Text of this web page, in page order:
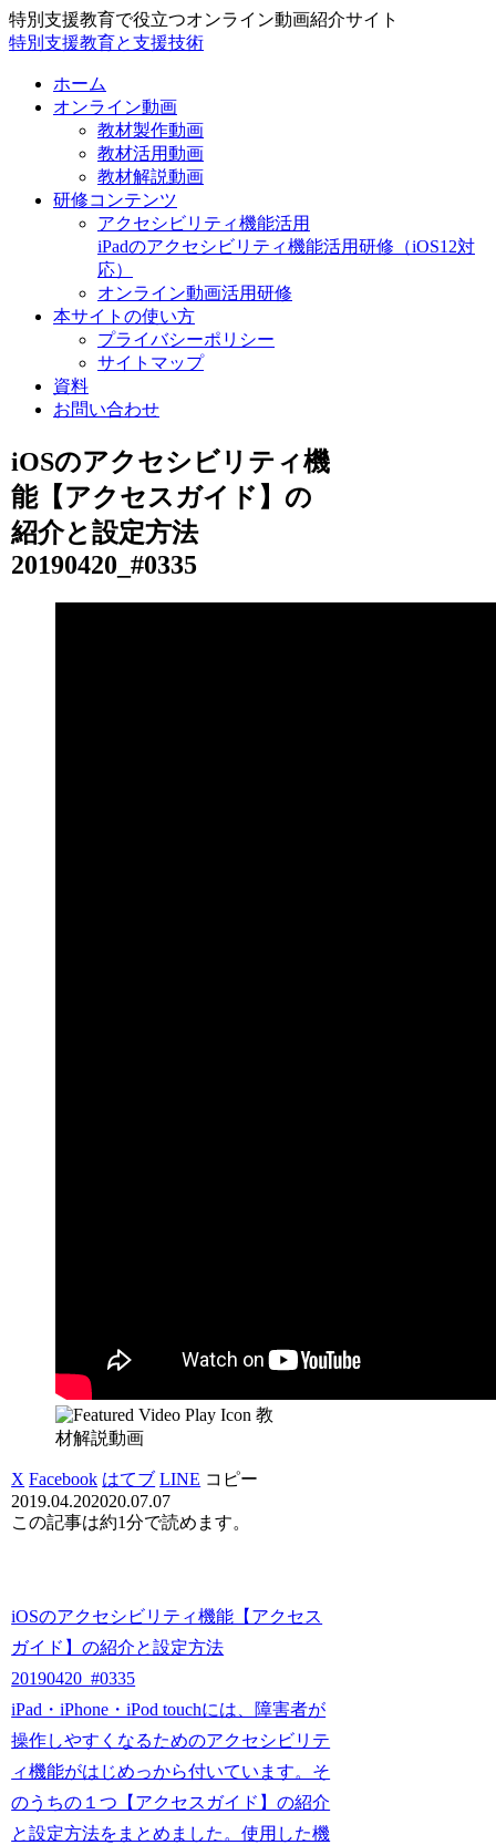
特別支援教育で役立つオンライン動画紹介サイト
特別支援教育と支援技術
ホーム
オンライン動画
教材製作動画
教材活用動画
教材解説動画
研修コンテンツ
アクセシビリティ機能活用
iPadのアクセシビリティ機能活用研修（iOS12対
応）
オンライン動画活用研修
本サイトの使い方
プライバシーポリシー
サイトマップ
資料
お問い合わせ
iOSのアクセシビリティ機
能【アクセスガイド】の
紹介と設定方法
20190420_#0335
教
材解説動画
X Facebook はてブ LINE コピー
2019.04.202020.07.07
この記事は約1分で読めます。
iOSのアクセシビリティ機能【アクセス
ガイド】の紹介と設定方法
20190420_#0335
iPad・iPhone・iPod touchには、障害者が
操作しやすくなるためのアクセシビリテ
ィ機能がはじめっから付いています。そ
のうちの１つ【アクセスガイド】の紹介
と設定方法をまとめました。使用した機